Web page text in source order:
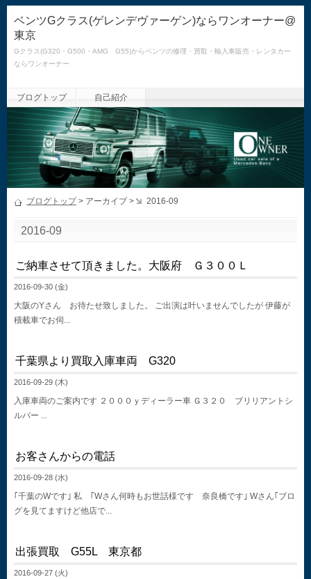
ベンツGクラス(ゲレンデヴァーゲン)ならワンオーナー@
東京
Gクラス(G320・G500・AMG G55)からベンツの修理・買取・輸入車販売・レンタカー
ならワンオーナー
ブログトップ 自己紹介
ブログトップ> アーカイブ > 2016-09
2016-09
ご納車させて頂きました。大阪府 Ｇ３００Ｌ
2016-09-30 (金)
大阪のYさん お待たせ致しました。 ご出演は叶いませんでしたが 伊藤が
積載車でお伺...
千葉県より買取入庫車両 G320
2016-09-29 (木)
入庫車両のご案内です ２０００ｙディーラー車 Ｇ３２０ ブリリアントシ
ルバー ...
お客さんからの電話
2016-09-28 (水)
｢千葉のWです｣ 私 ｢Wさん何時もお世話様です 奈良橋です｣ Wさん｢ブロ
グを見てますけど他店で...
出張買取 G55L 東京都
2016-09-27 (火)